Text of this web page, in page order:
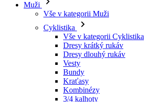
Muži
Vše v kategorii Muži
Cyklistika
Vše v kategorii Cyklistika
Dresy krátký rukáv
Dresy dlouhý rukáv
Vesty
Bundy
Kraťasy
Kombinézy
3/4 kalhoty